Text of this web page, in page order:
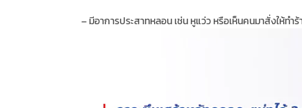
– มีอาการประสาทหลอน เช่น หูแว่ว หรือเห็นคนมาสั่งให้ทำ